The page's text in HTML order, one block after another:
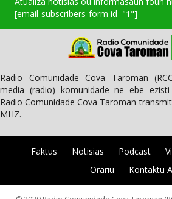
[email-subscribers-form id="1"]
Radio Comunidade Cova Taroman
media (radio) komunidade ne ebe
Radio Comunidade Cova Taroman
MHZ.
Faktus Notisias Podcast
Orariu
Kontaktu